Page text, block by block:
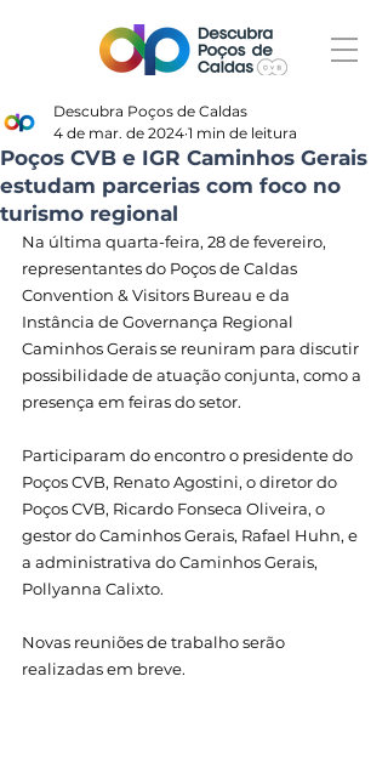
Poços CVB e IGR Caminhos Gerais
estudam parcerias com foco no
turismo regional
Descubra Poços de Caldas
4 de mar. de 2024 1 min de leitura
Na última quarta-feira, 28 de fevereiro,
representantes do Poços de Caldas
Convention & Visitors Bureau e da
Instância de Governança Regional
Caminhos Gerais se reuniram para discutir
possibilidade de atuação conjunta, como a
presença em feiras do setor.
Participaram do encontro o presidente do
Poços CVB, Renato Agostini, o diretor do
Poços CVB, Ricardo Fonseca Oliveira, o
gestor do Caminhos Gerais, Rafael Huhn, e
a administrativa do Caminhos Gerais,
Pollyanna Calixto.
Novas reuniões de trabalho serão
realizadas em breve.